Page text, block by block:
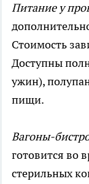
Питание у
Стоимость
Доступны
ужин),
пищи.
Вагоны-
готовится во
стерильных